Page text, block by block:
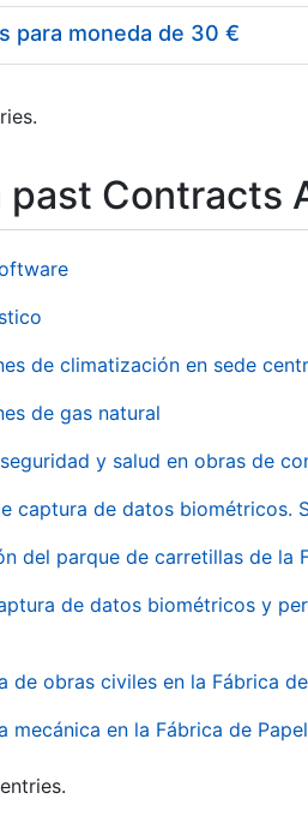
para moneda de 30 €
Contracts
de climatización en sede
de gas natural
y salud en obras de
captura de datos
del parque de carretillas de la
de datos biométricos y
de obras civiles en la Fábrica
mecánica en la Fábrica de